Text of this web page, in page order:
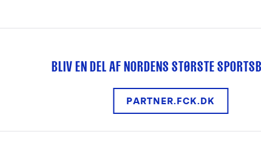
BLIV EN DEL AF NORDENS STØRSTE
PARTNER.FCK.DK